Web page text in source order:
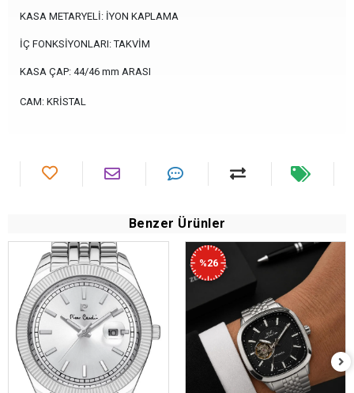
KASA METARYELİ: İYON KAPLAMA
İÇ FONKSİYONLARI: TAKVİM
KASA ÇAP: 44/46 mm ARASI
CAM: KRİSTAL
Benzer Ürünler
%26